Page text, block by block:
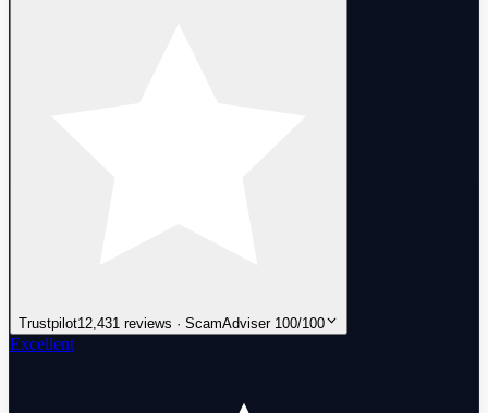
Trustpilot12,431 reviews · ScamAdviser 100/100
Excellent